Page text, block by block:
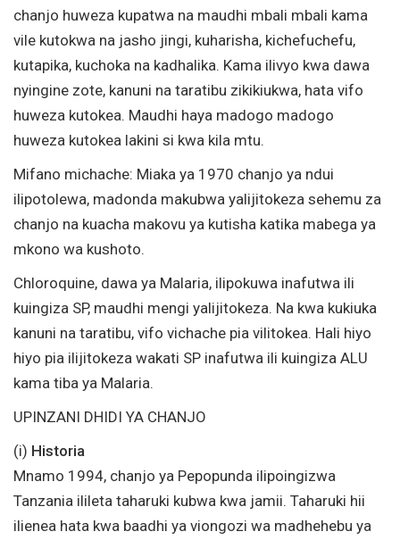
chanjo huweza kupatwa na maudhi mbali mbali kama
vile kutokwa na jasho jingi, kuharisha, kichefuchefu,
kutapika, kuchoka na kadhalika. Kama ilivyo kwa dawa
nyingine zote, kanuni na taratibu zikikiukwa, hata vifo
huweza kutokea. Maudhi haya madogo madogo
huweza kutokea lakini si kwa kila mtu.
Mifano michache: Miaka ya 1970 chanjo ya ndui
ilipotolewa, madonda makubwa yalijitokeza sehemu za
chanjo na kuacha makovu ya kutisha katika mabega ya
mkono wa kushoto.
Chloroquine, dawa ya Malaria, ilipokuwa inafutwa ili
kuingiza SP, maudhi mengi yalijitokeza. Na kwa kukiuka
kanuni na taratibu, vifo vichache pia vilitokea. Hali hiyo
hiyo pia ilijitokeza wakati SP inafutwa ili kuingiza ALU
kama tiba ya Malaria.
UPINZANI DHIDI YA CHANJO
(i) Historia
Mnamo 1994, chanjo ya Pepopunda ilipoingizwa
Tanzania ilileta taharuki kubwa kwa jamii. Taharuki hii
ilienea hata kwa baadhi ya viongozi wa madhehebu ya